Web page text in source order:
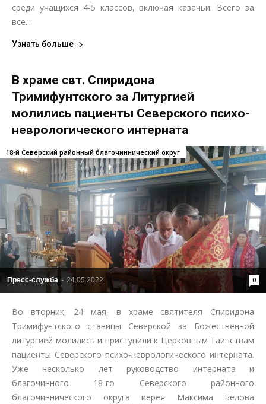
среди учащихся 4-5 классов, включая казачьи. Всего за
все...
Узнать больше
В храме свт. Спиридона
Тримифунтского за Литургией
молились пациенты Северского психо-
неврологического интерната
Пресс-служба - 24.05.2022 0
18-й Северский районный благочиннический округ
Во вторник, 24 мая, в храме святителя Спиридона
Тримифунтского станицы Северской за Божественной
литургией молились и приступили к Церковным Таинствам
пациенты Северского психо-неврологического интерната.
Уже несколько лет руководство интерната и
благочинного 18-го Северского районного
благочиннического округа иерея Максима Белова